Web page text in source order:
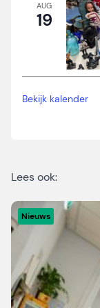
AUG
19
Bekijk kalender
Lees ook:
Nieuws